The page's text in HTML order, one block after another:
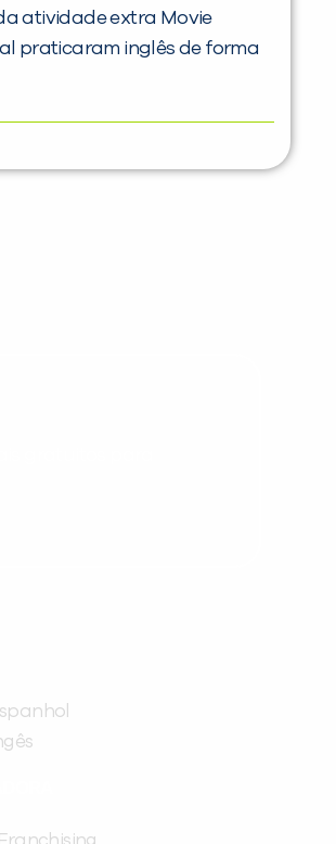
atividade extra Movie
praticaram inglês de forma
DEMONSTRAÇÃO DE MÉTODO